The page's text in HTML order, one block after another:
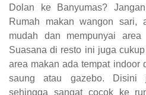
Dolan ke Banyumas?
Rumah makan wangon sari,
mudah dan mempunyai
Suasana di resto ini juga
area makan ada tempat indoor
saung atau gazebo. Disini
sehingga sangat cocok ke